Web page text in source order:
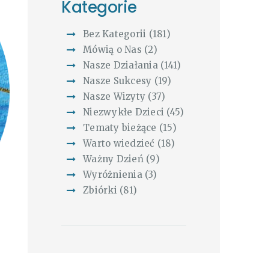
Kategorie
Bez Kategorii (181)
Mówią o Nas (2)
Nasze Działania(141)
Nasze Sukcesy (19)
Nasze Wizyty (37)
Niezwykłe Dzieci (45)
Tematy bieżące (15)
Warto wiedzieć (18)
Ważny Dzień(9)
Wyróżnienia(3)
Zbiórki (81)